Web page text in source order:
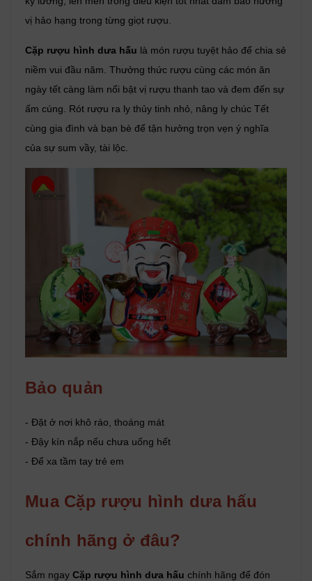
vị hảo hạng trong từng giọt rượu.
Cặp rượu hình dưa hấu là món rượu tuyệt hảo để chia sẻ
niềm vui đầu năm. Thưởng thức rượu cùng các món ăn
ngày tết càng làm nổi bật vị rượu thanh tao và đem đến sự
ấm cúng. Rót rượu ra ly thủy tinh nhỏ, nâng ly chúc Tết
cùng gia đình và bạn bè để tận hưởng trọn vẹn ý nghĩa
của sự sum vầy, tài lộc.
Bảo quản
- Đặt ở nơi khô ráo, thoáng mát
- Đậy kín nắp nếu chưa uống hết
- Để xa tầm tay trẻ em
Mua Cặp rượu hình dưa hấu
chính hãng ở đâu?
Sắm ngay Cặp rượu hình dưa hấu chính hãng để đón